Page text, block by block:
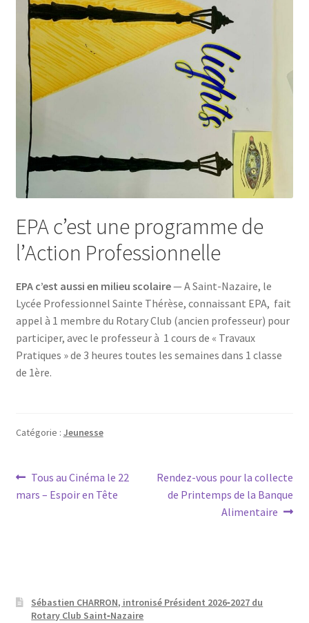
EPA c’est une programme de
l’Action Professionnelle
EPA c’est aussi en milieu scolaire— A Saint-Nazaire, le
Lycée Professionnel Sainte Thérèse, connaissant EPA, fait
appel à 1 membre du Rotary Club (ancien professeur) pour
participer, avec le professeur à 1 cours de « Travaux
Pratiques » de 3 heures toutes les semaines dans 1 classe
de 1ère.
Catégorie : Jeunesse
Navigation
de
Article
précédent :
Tous au Cinéma le 22
mars – Espoir en Tête
Article
suivant :
Rendez-vous pour la collecte
de Printemps de la Banque
Alimentaire
Sébastien CHARRON, intronisé Président 2026‑2027 du
Rotary Club Saint‑Nazaire